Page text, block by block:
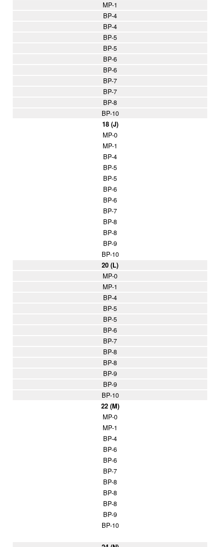
MP-1
BP-4
BP-4
BP-5
BP-5
BP-6
BP-6
BP-7
BP-7
BP-8
BP-10
18 (J)
MP-0
MP-1
BP-4
BP-5
BP-5
BP-6
BP-6
BP-7
BP-8
BP-8
BP-9
BP-10
20 (L)
MP-0
MP-1
BP-4
BP-5
BP-5
BP-6
BP-7
BP-8
BP-8
BP-9
BP-9
BP-10
22 (M)
MP-0
MP-1
BP-4
BP-6
BP-6
BP-7
BP-8
BP-8
BP-8
BP-9
BP-10